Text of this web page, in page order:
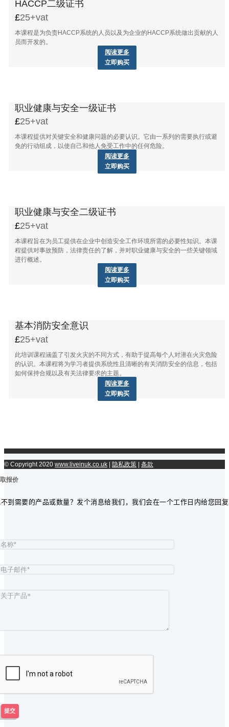
HACCP二级证书
25+vat
本课程是为负责HACCP系统的人员以及为企业的HACCP系统做出贡献的人
员而开发的。
阅读更多
立即购买
职业健康与安全一级证书
25+vat
本课程提供对关键安全和健康问题的必要认识。它由一系列的需要执行或避
免的行动组成，以使自己和他人免受工作中的任何危险。
阅读更多
立即购买
职业健康与安全二级证书
25+vat
本课程旨在为员工提供在企业中创造安全工作环境所需的必要性知识。本课
程提供对事故预防，法律责任的了解，并对职业健康与安全的一些关键领域
进行概述。
阅读更多
立即购买
基本消防安全意识
25+vat
此培训课程涵盖了引发火灾的不同方式，有助于提高每个人对潜在火灾危险
的认识。本课程将为学习者提供系统性且清晰的有关消防安全的信息，包括
如何保持合规以及有关法律要求的主题。
阅读更多
立即购买
© Copyright 2020 www.liveinuk.co.uk | 隐私政策 | 条款
报价
到需要的产品或数量？发个消息给我们，我们会在一个工作日内给您回 复